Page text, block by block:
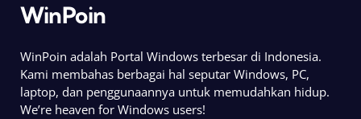
WinPoin
WinPoin adalah Portal Windows terbesar di Indonesia.
Kami membahas berbagai hal seputar Windows, PC,
laptop, dan penggunaannya untuk memudahkan hidup.
We’re heaven for Windows users!